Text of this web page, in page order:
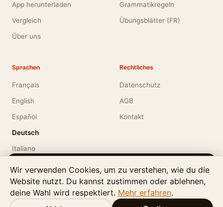
App herunterladen
Vergleich
Über uns
Grammatikregeln
Übungsblätter (FR)
Sprachen
Français
English
Español
Deutsch
Italiano
Rechtliches
Datenschutz
AGB
Kontakt
© 2026LMT Digital Creations . Alle Rechte vorbehalten.·
Wir verwenden Cookies, um zu verstehen, wie du die
Website nutzt. Du kannst zustimmen oder ablehnen,
deine Wahl wird respektiert. Mehr erfahren.
Apostrophe is also available in English.
Would you like to view the site in English?
Switch to English No thanks